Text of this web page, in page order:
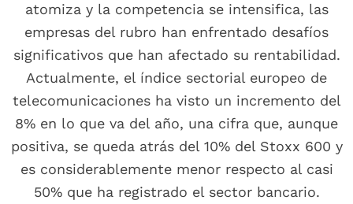
atomiza y la competencia se intensifica, las
empresas del rubro han enfrentado desafíos
significativos que han afectado su rentabilidad.
Actualmente, el índice sectorial europeo de
telecomunicaciones ha visto un incremento del
8% en lo que va del año, una cifra que, aunque
positiva, se queda atrás del 10% del Stoxx 600 y
es considerablemente menor respecto al casi
50% que ha registrado el sector bancario.